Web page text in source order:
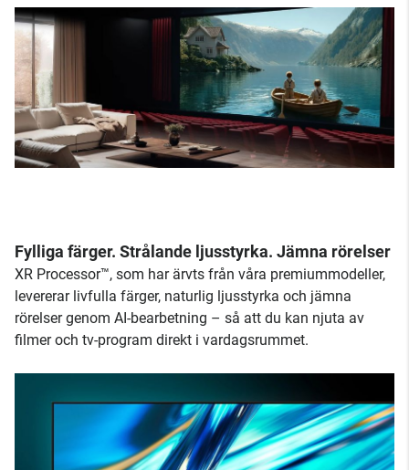
Fylliga färger. Strålande ljusstyrka. Jämna rörelser
XR Processor™, som har ärvts från våra premiummodeller,
levererar livfulla färger, naturlig ljusstyrka och jämna
rörelser genom AI-bearbetning – så att du kan njuta av
filmer och tv-program direkt i vardagsrummet.